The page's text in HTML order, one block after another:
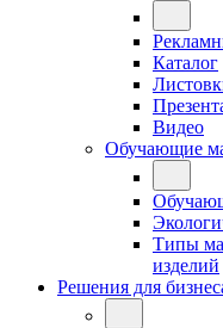
Каталог
Видео
Обучающие
Типы
изделий
Решения для